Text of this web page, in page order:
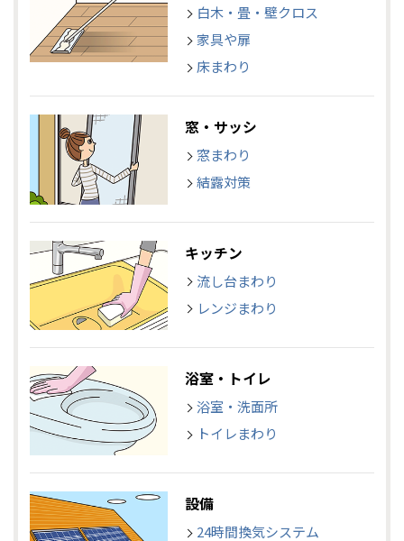
白木・畳・壁クロス
家具や扉
床まわり
窓・サッシ
窓まわり
結露対策
キッチン
流し台まわり
レンジまわり
浴室・トイレ
浴室・洗面所
トイレまわり
設備
24時間換気システム